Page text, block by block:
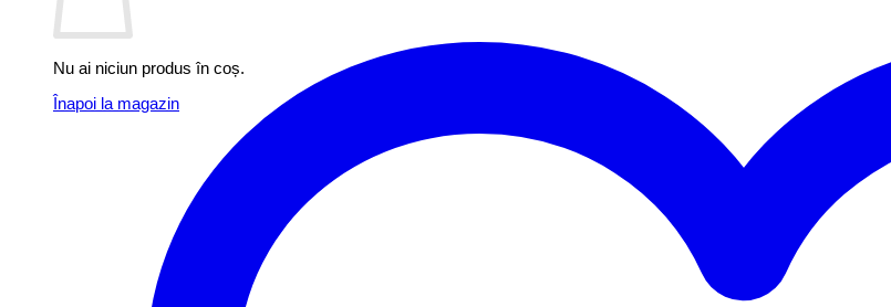
Nu ai niciun produs în coș.
Înapoi la magazin